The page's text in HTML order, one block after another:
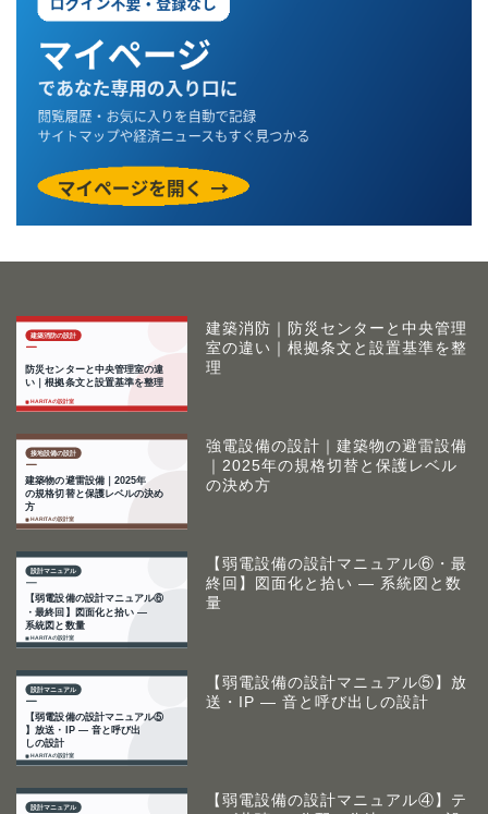
建築消防｜防災センターと中央管理
室の違い｜根拠条文と設置基準を整
理
強電設備の設計｜建築物の避雷設備
｜2025年の規格切替と保護レベル
の決め方
【弱電設備の設計マニュアル⑥・最
終回】図面化と拾い ― 系統図と数
量
【弱電設備の設計マニュアル⑤】放
送・IP ― 音と呼び出しの設計
【弱電設備の設計マニュアル④】テ